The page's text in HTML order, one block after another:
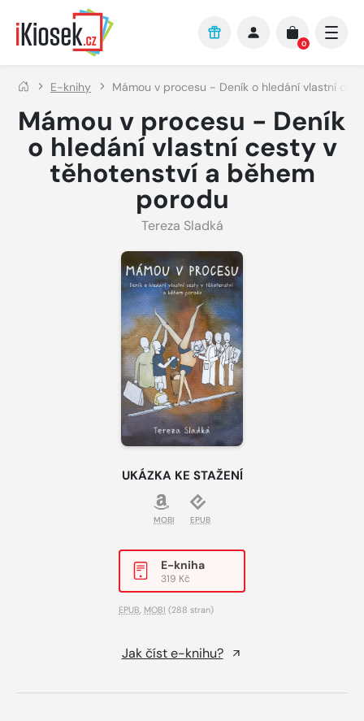
Přejít na hlavní obsah
0
E-knihy Mámou v procesu - Deník o hledání vlastní
Mámou v procesu - Deník
o hledání vlastní cesty v
těhotenství a během
porodu
Tereza Sladká
UKÁZKA KE STAŽENÍ
MOBI EPUB
E-kniha
319 Kč
EPUB, MOBI (288 stran)
Jak číst e-knihu?